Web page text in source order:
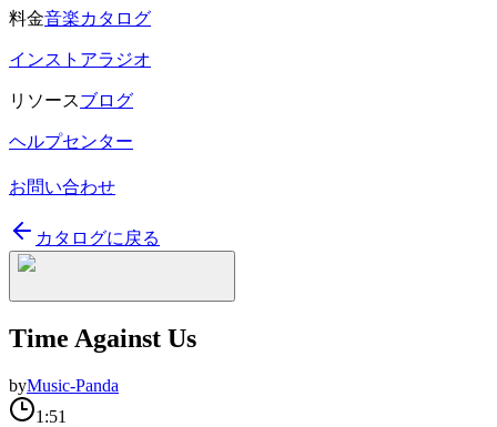
料金音楽カタログ
インストアラジオ
リソースブログ
ヘルプセンター
お問い合わせ
カタログに戻る
Time Against Us
byMusic-Panda
1:51